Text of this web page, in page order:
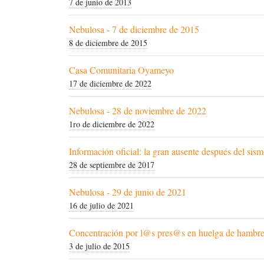
Nebulosa - 7 de diciembre de 2015
8 de diciembre de 2015
Casa Comunitaria Oyameyo
17 de diciembre de 2022
Nebulosa - 28 de noviembre de 2022
1ro de diciembre de 2022
Información oficial: la gran ausente después del
28 de septiembre de 2017
Nebulosa - 29 de junio de 2021
16 de julio de 2021
Concentración por l@s pres@s en huelga de hambre
3 de julio de 2015